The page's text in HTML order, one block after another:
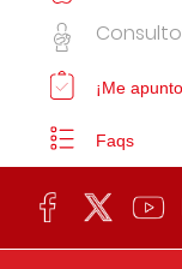
¡Me
Faqs